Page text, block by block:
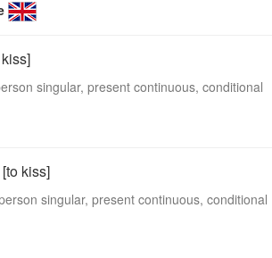
singular, present continuous, conditional
kiss]
singular, present continuous, conditional